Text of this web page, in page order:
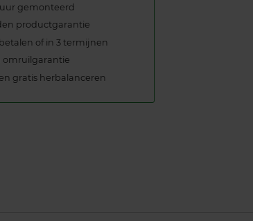
gemonteerd
productgarantie
of in 3 termijnen
omruilgarantie
gratis herbalanceren